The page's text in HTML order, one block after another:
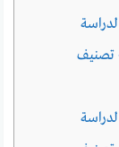
تصنيف